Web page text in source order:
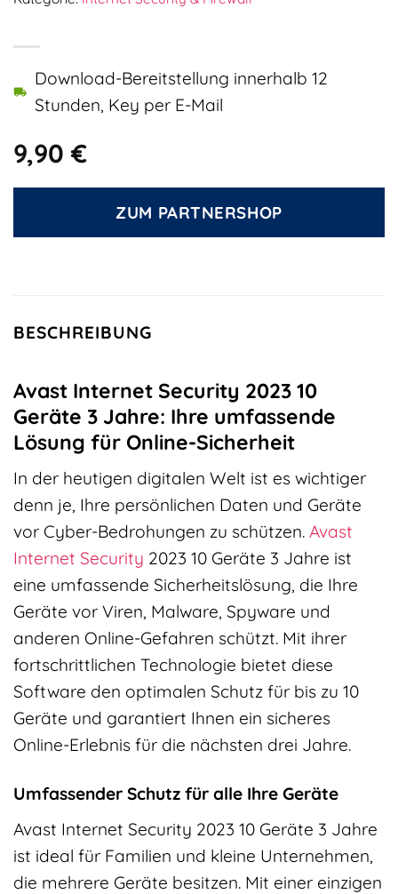
9,90€
Download-Bereitstellung innerhalb 12
Stunden, Key per E-Mail
ZUM PARTNERSHOP
BESCHREIBUNG
Avast Internet Security 2023 10
Geräte 3 Jahre: Ihre umfassende
Lösung für Online-Sicherheit
In der heutigen digitalen Welt ist es wichtiger
denn je, Ihre persönlichen Daten und Geräte
vor Cyber-Bedrohungen zu schützen. Avast
Internet Security 2023 10 Geräte 3 Jahre ist
eine umfassende Sicherheitslösung, die Ihre
Geräte vor Viren, Malware, Spyware und
anderen Online-Gefahren schützt. Mit ihrer
fortschrittlichen Technologie bietet diese
Software den optimalen Schutz für bis zu 10
Geräte und garantiert Ihnen ein sicheres
Online-Erlebnis für die nächsten drei Jahre.
Umfassender Schutz für alle Ihre Geräte
Avast Internet Security 2023 10 Geräte 3 Jahre
ist ideal für Familien und kleine Unternehmen,
die mehrere Geräte besitzen. Mit einer einzigen